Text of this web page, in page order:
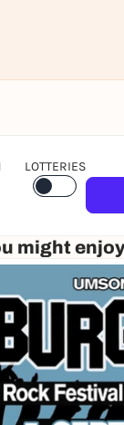
LOTTERIES
might